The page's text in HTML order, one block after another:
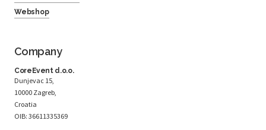
Webshop
Company
CoreEvent d.o.o.
Dunjevac 15,
10000 Zagreb,
Croatia
OIB: 36611335369